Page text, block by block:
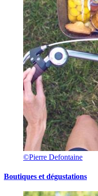
©Pierre Defontaine
Boutiques et dégustations